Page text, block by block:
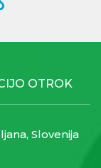
OTROK
Slovenija